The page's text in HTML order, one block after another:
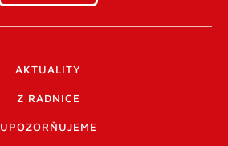
AKTUALITY
Z RADNICE
UPOZORŇUJEME